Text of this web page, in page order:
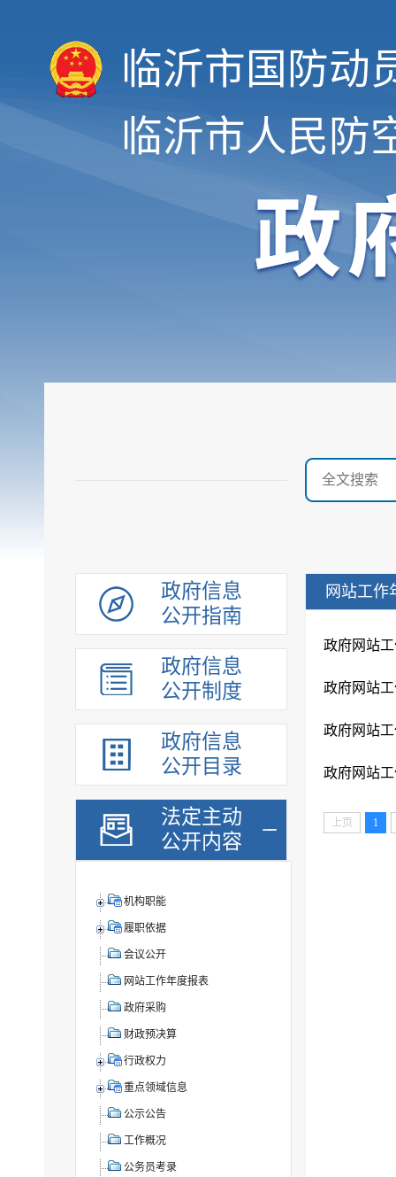
临沂市国防动
临沂市人民防
政府信息
公开指南
政府信息
公开制度
政府信息
公开目录
法定主动
公开内容
机构职能
履职依据
会议公开
网站工作年度报表
政府采购
财政预决算
行政权力
重点领域信息
公示公告
工作概况
公务员考录
网站工作
政府网站
政府网站
政府网站
政府网站
上页 1